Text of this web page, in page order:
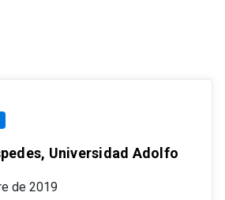
Universidad Adolfo
de 2019